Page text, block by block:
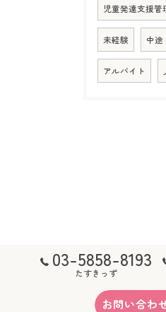
児童発達支援管
未経験 中途
アルバイト
03-5858-8193
たすきっず
お問い合わ